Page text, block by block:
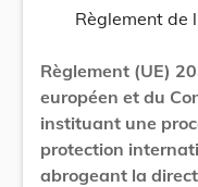
Règlement de
Règlement (UE)
européen et du
instituant une
protection
abrogeant la